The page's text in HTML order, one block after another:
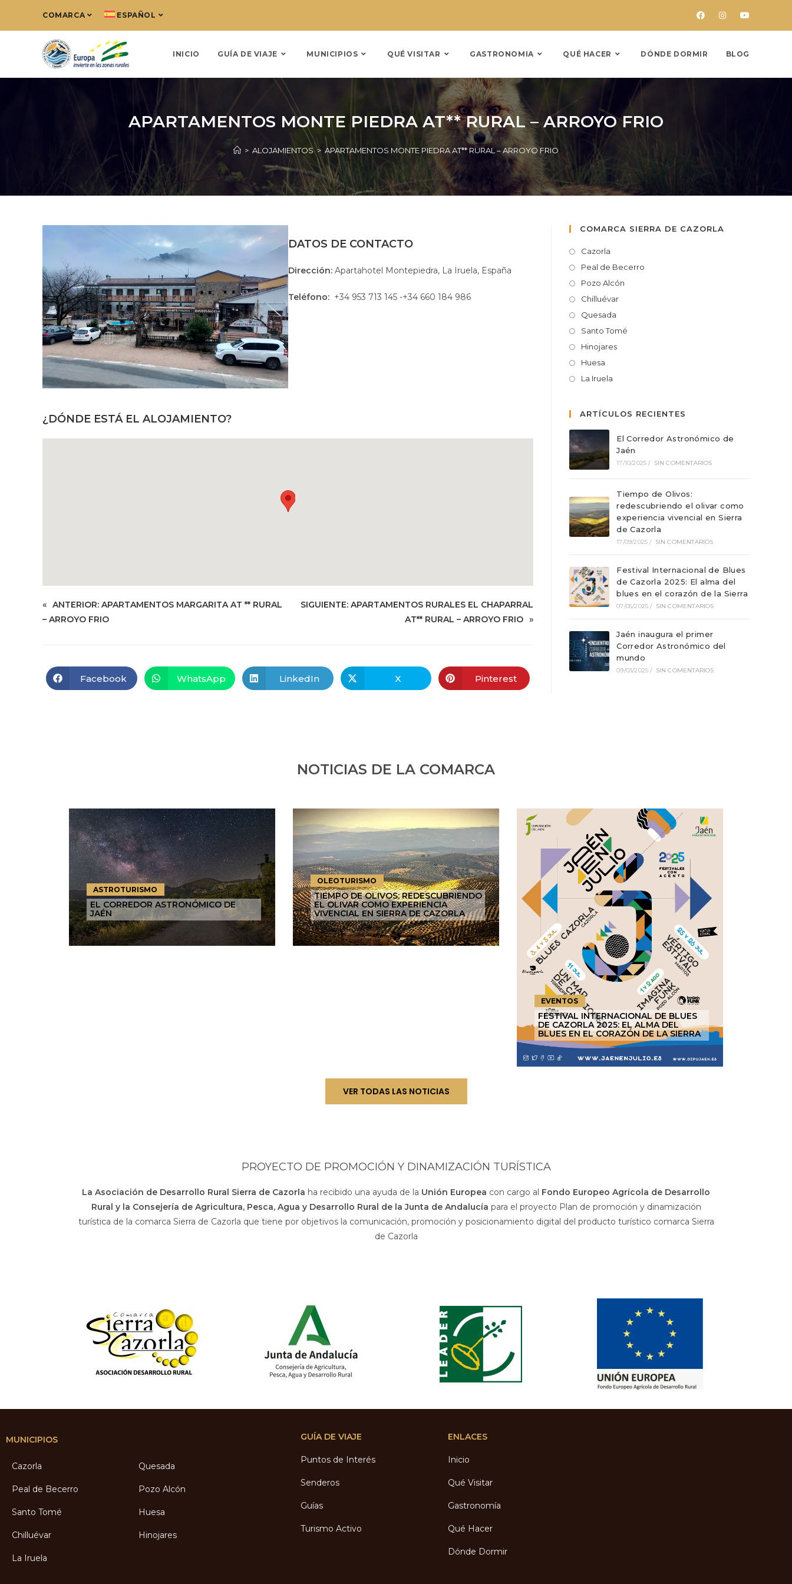
COMARCA ESPAÑOL
INICIO GUÍA DE VIAJE MUNICIPIOS QUÉ VISITAR GASTRONOMIA QUÉ HACER DÓNDE DORMIR BLOG
APARTAMENTOS MONTE PIEDRA AT** RURAL – ARROYO FRIO
> ALOJAMIENTOS > APARTAMENTOS MONTE PIEDRA AT** RURAL – ARROYO FRIO
DATOS DE CONTACTO
Dirección: Apartahotel Montepiedra, La Iruela, España
Teléfono: +34 953 713 145 -+34 660 184 986
¿DÓNDE ESTÁ EL ALOJAMIENTO?
« ANTERIOR: APARTAMENTOS MARGARITA AT ** RURAL
– ARROYO FRIO
SIGUIENTE: APARTAMENTOS RURALES EL CHAPARRAL
AT** RURAL – ARROYO FRIO »
Facebook WhatsApp LinkedIn X Pinterest
COMARCA SIERRA DE CAZORLA
Cazorla
Peal de Becerro
Pozo Alcón
Chilluévar
Quesada
Santo Tomé
Hinojares
Huesa
La Iruela
ARTÍCULOS RECIENTES
El Corredor Astronómico de
Jaén
17/10/2025 / SIN COMENTARIOS
Tiempo de Olivos:
redescubriendo el olivar como
experiencia vivencial en Sierra
de Cazorla
17/09/2025 / SIN COMENTARIOS
Festival Internacional de Blues
de Cazorla 2025: El alma del
blues en el corazón de la Sierra
07/05/2025 / SIN COMENTARIOS
Jaén inaugura el primer
Corredor Astronómico del
mundo
09/03/2025 / SIN COMENTARIOS
NOTICIAS DE LA COMARCA
ASTROTURISMO
EL CORREDOR ASTRONÓMICO DE
JAÉN
OLEOTURISMO
TIEMPO DE OLIVOS: REDESCUBRIENDO
EL OLIVAR COMO EXPERIENCIA
VIVENCIAL EN SIERRA DE CAZORLA
EVENTOS
FESTIVAL INTERNACIONAL DE BLUES
DE CAZORLA 2025: EL ALMA DEL
BLUES EN EL CORAZÓN DE LA SIERRA
VER TODAS LAS NOTICIAS
PROYECTO DE PROMOCIÓN Y DINAMIZACIÓN TURÍSTICA
La Asociación de Desarrollo Rural Sierra de Cazorla ha recibido una ayuda de la Unión Europea con cargo al Fondo Europeo Agrícola de Desarrollo
Rural y la Consejería de Agricultura, Pesca, Agua y Desarrollo Rural de la Junta de Andalucía para el proyecto Plan de promoción y dinamización
turística de la comarca Sierra de Cazorla que tiene por objetivos la comunicación, promoción y posicionamiento digital del producto turístico comarca Sierra
de Cazorla
MUNICIPIOS
Cazorla
Peal de Becerro
Santo Tomé
Chilluévar
La Iruela
Quesada
Pozo Alcón
Huesa
Hinojares
GUÍA DE VIAJE
Puntos de Interés
Senderos
Guías
Turismo Activo
ENLACES
Inicio
Qué Visitar
Gastronomía
Qué Hacer
Dónde Dormir